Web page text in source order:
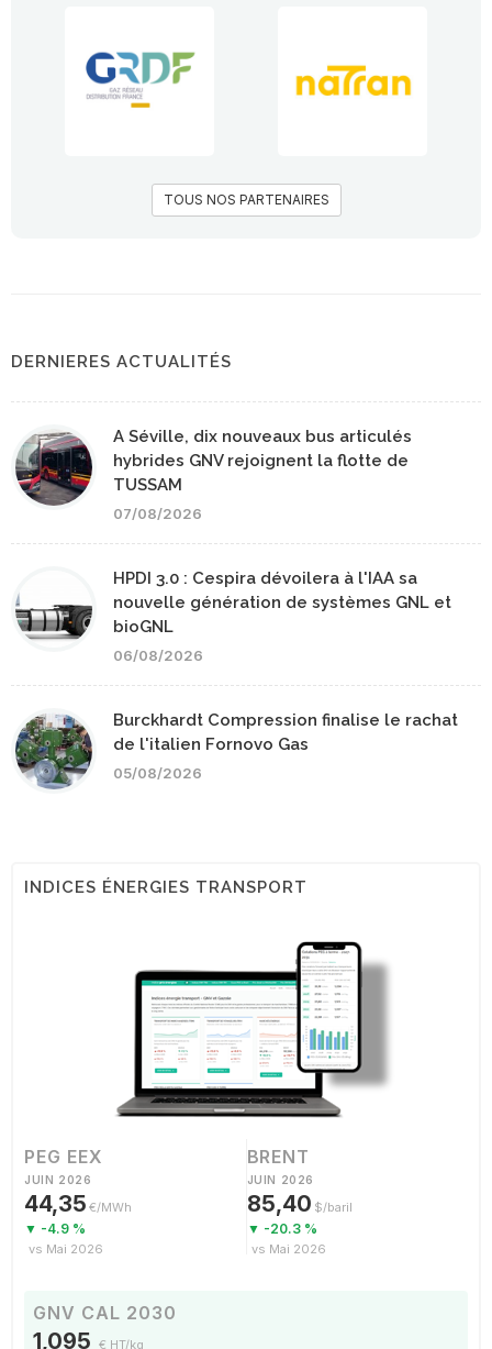
TOUS NOS PARTENAIRES
DERNIERES ACTUALITÉS
A Séville, dix nouveaux bus articulés
hybrides GNV rejoignent la flotte de
TUSSAM
07/08/2026
HPDI 3.0 : Cespira dévoilera à l'IAA sa
nouvelle génération de systèmes GNL et
bioGNL
06/08/2026
Burckhardt Compression finalise le rachat
de l'italien Fornovo Gas
05/08/2026
INDICES ÉNERGIES TRANSPORT
PEG EEX
JUIN 2026
44,35 €/MWh
▼ -4.9 %
vs Mai 2026
BRENT
JUIN 2026
85,40 $/baril
▼ -20.3 %
vs Mai 2026
GNV CAL 2030
1,095 € HT/kg